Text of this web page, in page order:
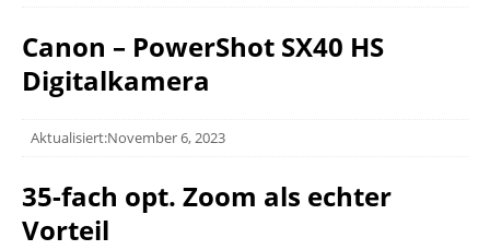
Canon – PowerShot SX40 HS
Digitalkamera
Aktualisiert:November 6, 2023
35-fach opt. Zoom als echter
Vorteil